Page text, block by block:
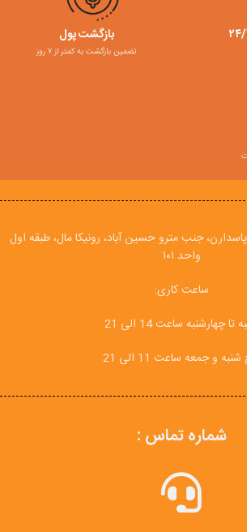
بازگشت پول
تضمین بازگشت به کمتر از ۷ روز
جنب مترو حسین آباد، رونیکا مال، طبقه اول
واحد ۱۰۱
ساعت کاری:
تا چهارشنبه ساعت 14 الی 21
و جمعه ساعت 11 الی 21
شماره تماس :